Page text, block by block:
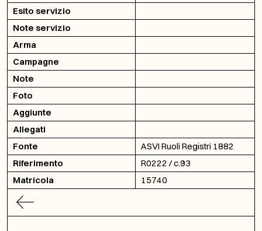
Esito servizio
Note servizio
Arma
Campagne
Note
Foto
Aggiunte
Allegati
Fonte
ASVI Ruoli Registri 1882
Riferimento
R0222 / c.93
Matricola
15740